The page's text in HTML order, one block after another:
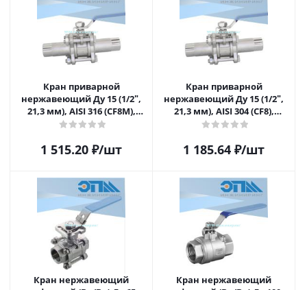
Кран приварной
нержавеющий Ду 15 (1/2ʺ,
21,3 мм), AISI 316 (CF8M),
полнопроходной, шаровой,
разборный, с блокировкой
площадки под привод
1 515.20 ₽/шт
Кран приварной
нержавеющий Ду 15 (1/2ʺ,
21,3 мм), AISI 304 (CF8),
полнопроходной, шаровой,
разборный, с блокировкой
площадки под привод
1 185.64 ₽/шт
Кран нержавеющий
Кран нержавеющий